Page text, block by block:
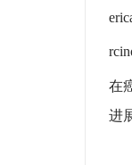
在
进